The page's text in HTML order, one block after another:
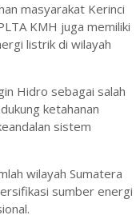
masyarakat Kerinci
KMH juga memiliki
listrik di wilayah
Hidro sebagai salah
ketahanan
sistem
wilayah Sumatera
sumber energi